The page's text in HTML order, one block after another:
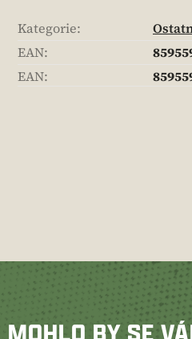
Kategorie:
EAN:
EAN: